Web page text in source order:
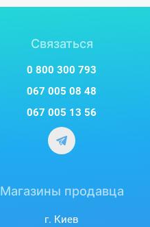
Связаться
0 800 300 793
067 005 08 48
067 005 13 56
Магазины продавца
г. Киев